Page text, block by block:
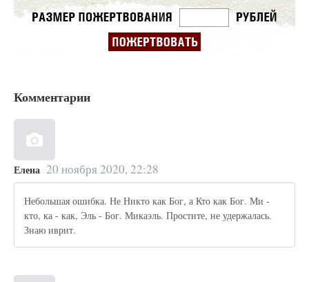
Комментарии
Елена 20 ноября 2020, 22:28
Небольшая ошибка. Не Никто как Бог, а Кто как Бог. Ми -
кто, ка - как, Эль - Бог. Микаэль. Простите, не удержалась.
Знаю иврит.